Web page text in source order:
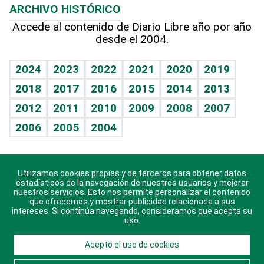
Hablando con el pediatra
Vida y familia
Eñe
Celebrando la vida
Sin complejos
En pocas palabras
Escuchando al corazón
Economía Personal
Línea de hit
TBT Deportivo
Más firmas
Hecho en casa
Guía del dinero
Cumpleaños
Horóscopos
Crucigramas
ARCHIVO HISTÓRICO
Accede al contenido de Diario Libre año por año
desde el 2004.
2024 2023 2022 2021 2020
2019
2018
2017 2016 2015 2014
2013
2012
2011 2010 2009 2008
2007
2006
2005 2004
Descarga nuestras aplicaciones para Android, iOS y
sistema Huawei.
© 2021 Diario Libre, todos los derechos reservados.
Utilizamos cookies propias y de terceros para obtener datos
estadísticos de la navegación de nuestros usuarios y mejorar
nuestros servicios. Esto nos permite personalizar el contenido
que ofrecemos y mostrar publicidad relacionada a sus
intereses. Si continúa navegando, consideramos que acepta su
uso.
Acepto el uso de cookies